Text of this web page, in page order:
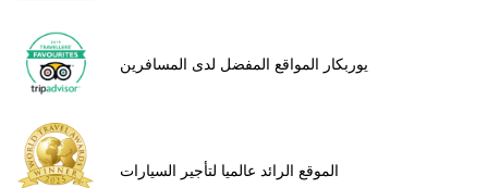
يوربكار المواقع المفضل لدى المسافرين
الموقع الرائد عالميا لتأجير السيارات